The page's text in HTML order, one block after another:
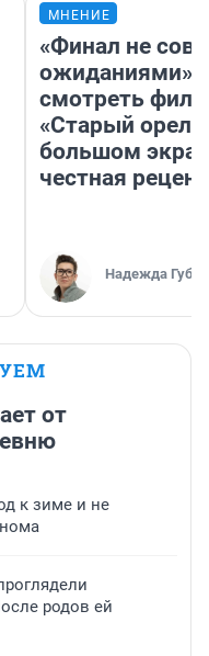
МНЕНИЕ
«Финал не
ожиданиями»:
смотреть
«Старый орел»
большом
честная
Надежда
от
к зиме и не
родов ей